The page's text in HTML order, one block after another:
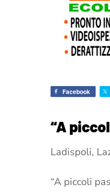
Facebook
“A
Ladispoli,
“A piccoli